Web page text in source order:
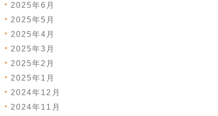
2025年6月
2025年5月
2025年4月
2025年3月
2025年2月
2025年1月
2024年12月
2024年11月